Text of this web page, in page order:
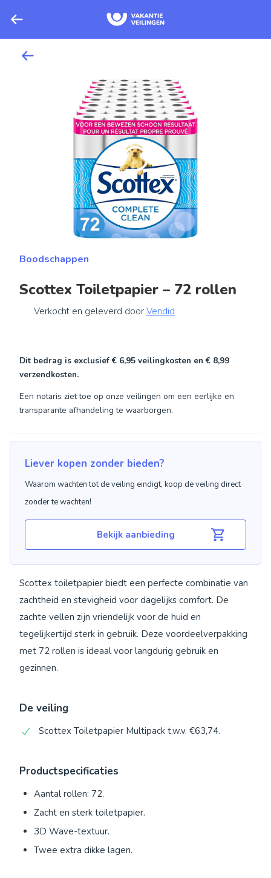
Boodschappen
Scottex Toiletpapier – 72 rollen
Verkocht en geleverd door Vendid
Dit bedrag is exclusief€ 6,95 veilingkosten en€ 8,99
verzendkosten.
Een notaris ziet toe op onze veilingen om een eerlijke en
transparante afhandeling te waarborgen.
Liever kopen zonder bieden?
Waarom wachten tot de veiling eindigt, koop de veiling direct
zonder te wachten!
Bekijk aanbieding
Scottex toiletpapier biedt een perfecte combinatie van
zachtheid en stevigheid voor dagelijks comfort. De
zachte vellen zijn vriendelijk voor de huid en
tegelijkertijd sterk in gebruik. Deze voordeelverpakking
met 72 rollen is ideaal voor langdurig gebruik en
gezinnen.
De veiling
Scottex Toiletpapier Multipack t.w.v. €63,74.
Productspecificaties
Aantal rollen: 72.
Zacht en sterk toiletpapier.
3D Wave-textuur.
Twee extra dikke lagen.